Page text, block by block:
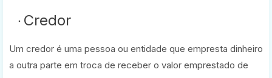
Credor
Um credor é uma pessoa ou entidade que empresta dinheiro
a outra parte em troca de receber o valor emprestado de